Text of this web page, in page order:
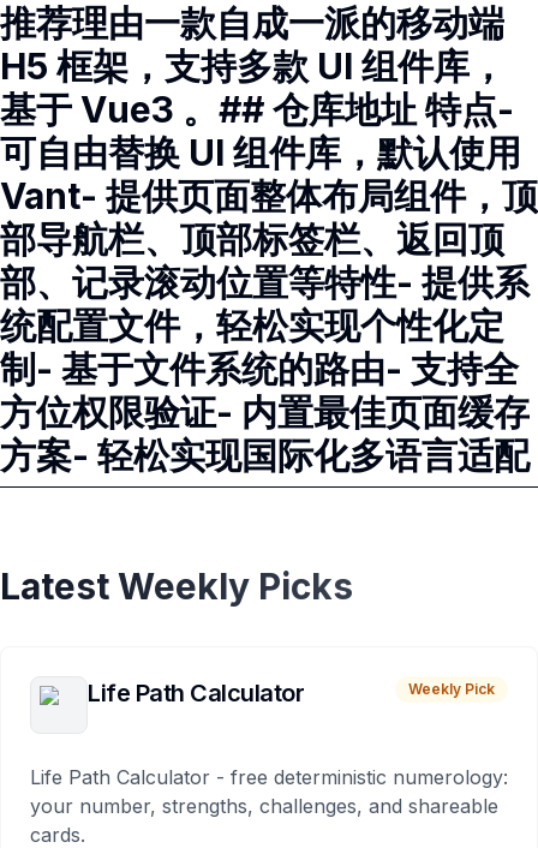
推荐理由一款自成一派的移动端
H5 框架，支持多款 UI 组件库，
基于 Vue3 。## 仓库地址 特点-
可自由替换 UI 组件库，默认使用
Vant- 提供页面整体布局组件，顶
部导航栏、顶部标签栏、返回顶
部、记录滚动位置等特性- 提供系
统配置文件，轻松实现个性化定
制- 基于文件系统的路由- 支持全
方位权限验证- 内置最佳页面缓存
方案- 轻松实现国际化多语言适配
Latest Weekly Picks
Life Path Calculator Weekly Pick
Life Path Calculator - free deterministic numerology:
your number, strengths, challenges, and shareable
cards.